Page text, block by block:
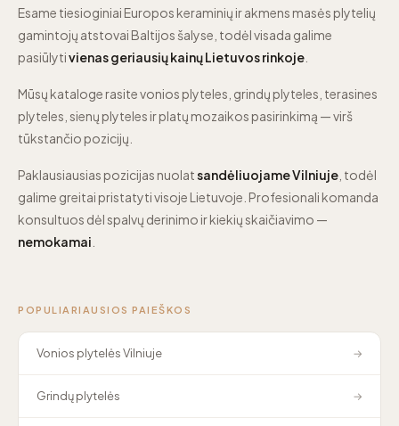
Esame tiesioginiai Europos keraminių ir akmens masės plytelių
gamintojų atstovai Baltijos šalyse, todėl visada galime
pasiūlytivienas geriausių kainų Lietuvos rinkoje
Mūsų kataloge rasite vonios plyteles, grindų plyteles, terasines
plyteles, sienų plyteles ir platų mozaikos pasirinkimą — virš
tūkstančio pozicijų.
Paklausiausias pozicijas nuolatsandėliuojame Vilniuje , todėl
galime greitai pristatyti visoje Lietuvoje. Profesionali komanda
konsultuos dėl spalvų derinimo ir kiekių skaičiavimo —
nemokamai
POPULIARIAUSIOS PAIEŠKOS
Vonios plytelės Vilniuje →
Grindų plytelės →